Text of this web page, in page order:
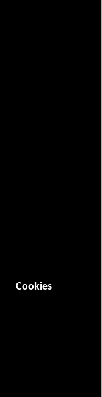
Cookies
in the Shell